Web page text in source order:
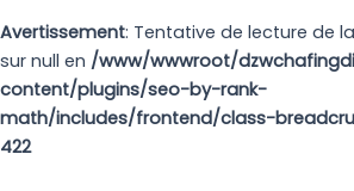
Avertissement: Tentative de lecture de
sur null en /www/wwwroot/
content/plugins/seo-by-rank-
math/includes/frontend/class-
422